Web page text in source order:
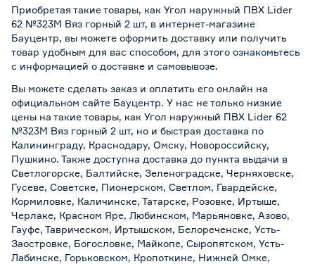
Приобретая такие товары, как Угол наружный ПВХ Lider
62 №323М Вяз горный 2 шт, в интернет-магазине
Бауцентр, вы можете оформить доставку или получить
товар удобным для вас способом, для этого ознакомьтесь
с информацией о доставке и самовывозе.
Вы можете сделать заказ и оплатить его онлайн на
официальном сайте Бауцентр. У нас не только низкие
цены на такие товары, как Угол наружный ПВХ Lider 62
№323М Вяз горный 2 шт, но и быстрая доставка по
Калининграду, Краснодару, Омску, Новороссийску,
Пушкино. Также доступна доставка до пункта выдачи в
Светлогорске, Балтийске, Зеленоградске, Черняховске,
Гусеве, Советске, Пионерском, Светлом, Гвардейске,
Кормиловке, Каличинске, Татарске, Розовке, Иртыше,
Черлаке, Красном Яре, Любинском, Марьяновке, Азово,
Гауфе, Таврическом, Иртышском, Белореченске, Усть-
Заостровке, Богословке, Майкопе, Сыропятском, Усть-
Лабинске, Горьковском, Кропоткине, Нижней Омке,